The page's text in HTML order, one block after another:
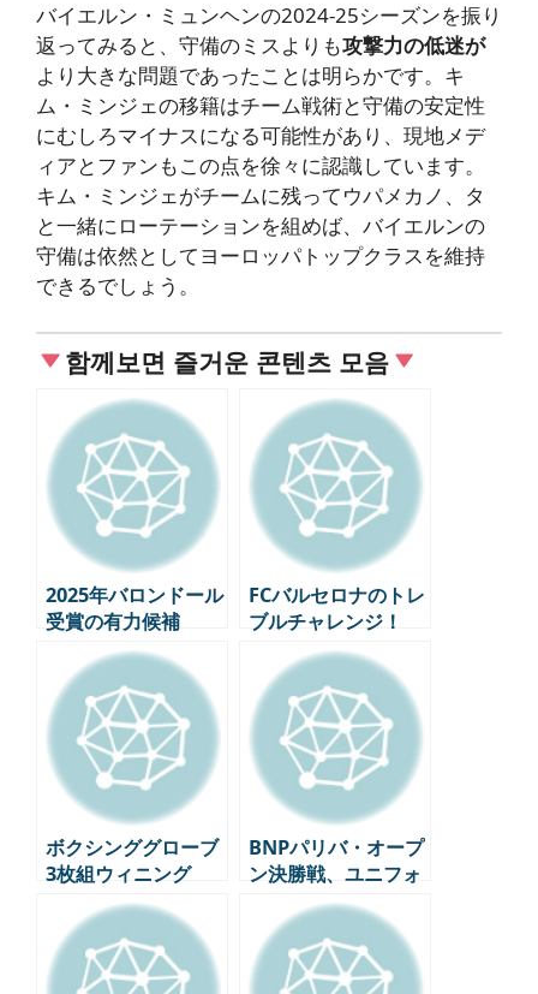
バイエルン・ミュンヘンの2024-25シーズンを振り
返ってみると、守備のミスよりも攻撃力の低迷が
より大きな問題であったことは明らかです。キ
ム・ミンジェの移籍はチーム戦術と守備の安定性
にむしろマイナスになる可能性があり、現地メデ
ィアとファンもこの点を徐々に認識しています。
キム・ミンジェがチームに残ってウパメカノ、タ
と一緒にローテーションを組めば、バイエルンの
守備は依然としてヨーロッパトップクラスを維持
できるでしょう。
함께보면 즐거운 콘텐츠 모음
2025年バロンドール
受賞の有力候補
TOP5(3月時点の最
新順位)
FCバルセロナのトレ
ブルチャレンジ！
UEFAチャンピオン
ズ準々決勝インテ
ル・ミラノ1回戦プ
レビュー
ボクシンググローブ
3枚組ウィニング
BNPパリバ・オープ
ン決勝戦、ユニフォ
ームは「ナイキ天
下」が招いた混乱？